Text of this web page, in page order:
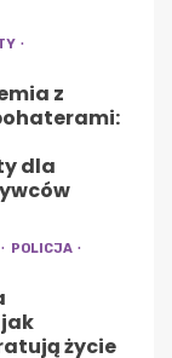
z
dla
POLICJA
życie